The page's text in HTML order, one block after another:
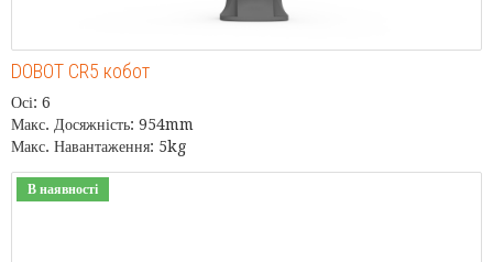
DOBOT CR5 кобот
Осі: 6
Макс. Досяжність: 954mm
Макс. Навантаження: 5kg
В наявності